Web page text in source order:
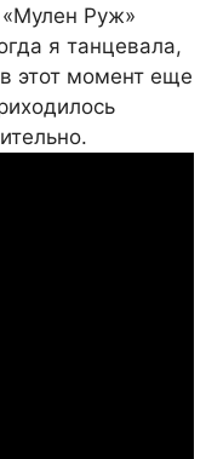
Руж»
я танцевала,
этот момент еще